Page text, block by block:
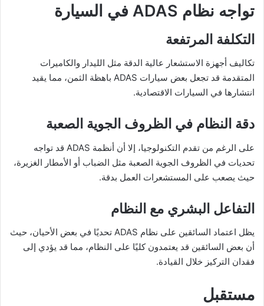
تواجه نظام ADAS في السيارة
التكلفة المرتفعة
تكاليف أجهزة الاستشعار عالية الدقة مثل الليدار والكاميرات
المتقدمة قد تجعل بعض سيارات ADAS باهظة الثمن، مما يقيد
انتشارها في السيارات الاقتصادية.
دقة النظام في الظروف الجوية الصعبة
على الرغم من تقدم التكنولوجيا، إلا أن أنظمة ADAS قد تواجه
تحديات في الظروف الجوية الصعبة مثل الضباب أو الأمطار الغزيرة،
حيث يصعب على المستشعرات العمل بدقة.
التفاعل البشري مع النظام
يظل اعتماد السائقين على نظام ADAS تحديًا في بعض الأحيان، حيث
أن بعض السائقين قد يعتمدون كليًا على النظام، مما قد يؤدي إلى
فقدان التركيز خلال القيادة.
مستقبل